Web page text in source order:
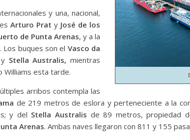
y una, nacional,
Arturo Prat y José de los
de Punta Arenas, y a la
. Los buques son el Vasco da
Stella Australis,mientras
Williams esta tarde.
arribos contempla las
de 219 metros de eslora y perteneciente a la
y del Stella Australis de 89 metros, propiedad
Arenas. Ambas naves llegaron con 811 y 155